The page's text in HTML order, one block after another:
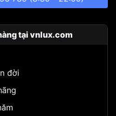
tại vnlux.com
đời